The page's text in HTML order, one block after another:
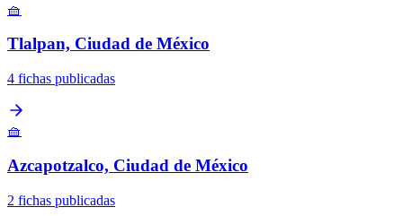
🧺
Tlalpan, Ciudad de México
4 fichas publicadas
🧺
Azcapotzalco, Ciudad de México
2 fichas publicadas